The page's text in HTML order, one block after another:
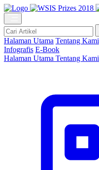
Halaman Utama Tentang Kami
Infografis E-Book
Halaman Utama Tentang Kami